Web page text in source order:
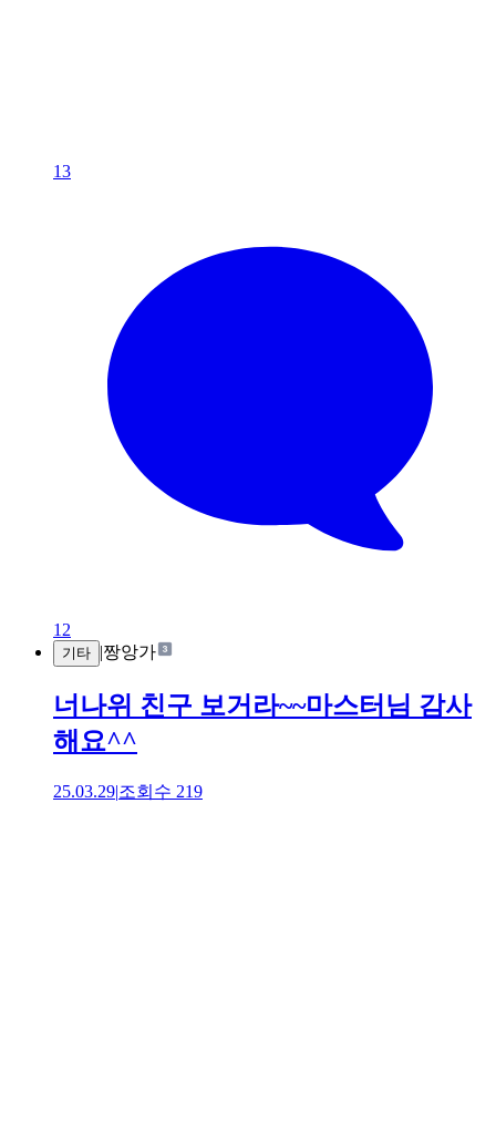
13
12
기타 |짱앙가
너나위 친구 보거라~~마스터님 감사
해요^^
25.03.29|조회수 219